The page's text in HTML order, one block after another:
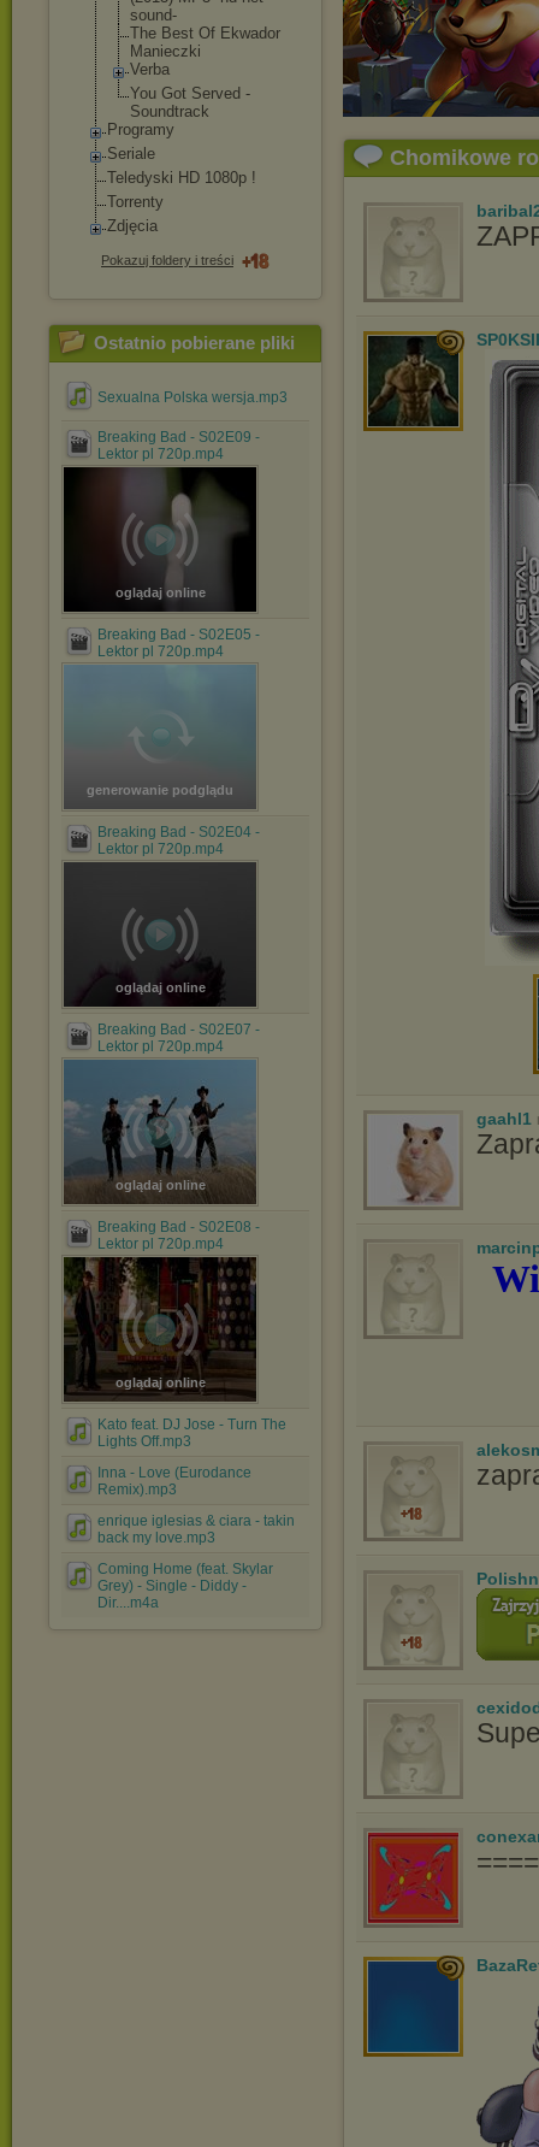
sound-
The Best Of Ekwador
Manieczki
Verba
You Got Served -
Soundtrack
Programy
Seriale
Teledyski HD 1080p !
Torrenty
Zdjęcia
Pokazuj foldery i treści
Ostatnio pobierane pliki
Sexualna Polska wersja.mp3
Breaking Bad - S02E09 -
Lektor pl 720p.mp4
oglądaj online
Breaking Bad - S02E05 -
Lektor pl 720p.mp4
generowanie podglądu
Breaking Bad - S02E04 -
Lektor pl 720p.mp4
oglądaj online
Breaking Bad - S02E07 -
Lektor pl 720p.mp4
oglądaj online
Breaking Bad - S02E08 -
Lektor pl 720p.mp4
oglądaj online
Kato feat. DJ Jose - Turn The
Lights Off.mp3
Inna - Love (Eurodance
Remix).mp3
enrique iglesias & ciara - takin
back my love.mp3
Coming Home (feat. Skylar
Grey) - Single - Diddy -
Dir....m4a
Chomikowe
gaahl1